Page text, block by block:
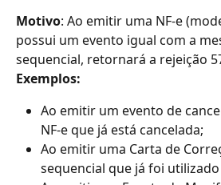
Motivo: Ao emitir uma NF-e
possui um evento igual com a
sequencial, retornará a rejeição
Exemplos:
Ao emitir um evento de
NF-e que já está cancelada;
Ao emitir uma Carta de
sequencial que já foi